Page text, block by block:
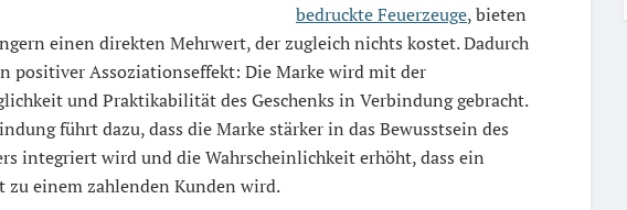
bedruckte Feuerzeuge, bieten
einen direkten Mehrwert, der zugleich nichts kostet. Dadurch
positiver Assoziationseffekt: Die Marke wird mit der
und Praktikabilität des Geschenks in Verbindung gebracht.
führt dazu, dass die Marke stärker in das Bewusstsein des
integriert wird und die Wahrscheinlichkeit erhöht, dass ein
zu einem zahlenden Kunden wird.